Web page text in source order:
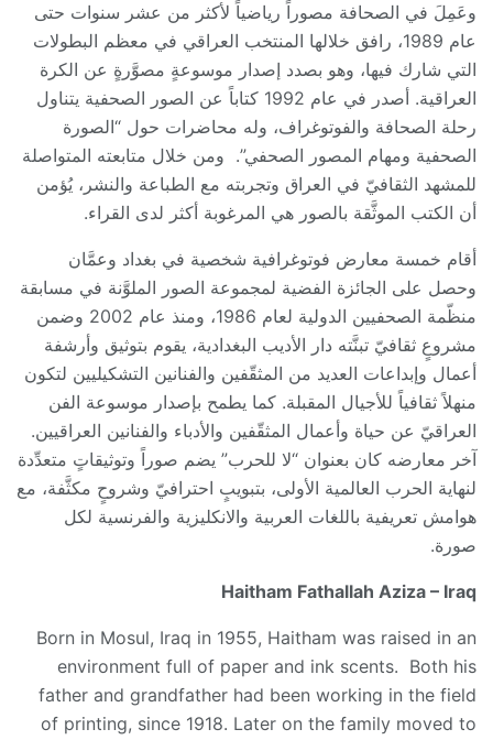
وعَمِلَ في الصحافة مصوراً رياضياً لأكثر من عشر سنوات حتى
عام 1989، رافق خلالها المنتخب العراقي في معظم البطولات
التي شارك فيها، وهو بصدد إصدار موسوعةٍ مصوَّرةٍ عن الكرة
العراقية. أصدر في عام 1992 كتاباً عن الصور الصحفية يتناول
رحلة الصحافة والفوتوغراف، وله محاضرات حول “الصورة
الصحفية ومهام المصور الصحفي”. ومن خلال متابعته المتواصلة
للمشهد الثقافيّ في العراق وتجربته مع الطباعة والنشر، يُؤمن
أن الكتب الموثَّقة بالصور هي المرغوبة أكثر لدى القراء.
أقام خمسة معارض فوتوغرافية شخصية في بغداد وعمَّان
وحصل على الجائزة الفضية لمجموعة الصور الملوَّنة في مسابقة
منظّمة الصحفيين الدولية لعام 1986، ومنذ عام 2002 وضمن
مشروعٍ ثقافيّ تبنَّته دار الأديب البغدادية، يقوم بتوثيق وأرشفة
أعمال وإبداعات العديد من المثقّفين والفنانين التشكيليين لتكون
منهلاً ثقافياً للأجيال المقبلة. كما يطمح بإصدار موسوعة الفن
العراقيّ عن حياة وأعمال المثقّفين والأدباء والفنانين العراقيين.
آخر معارضه كان بعنوان “لا للحرب” يضم صوراً وتوثيقاتٍ متعدِّدة
لنهاية الحرب العالمية الأولى، بتبويبٍ احترافيّ وشروحٍ مكثَّفة، مع
هوامش تعريفية باللغات العربية والانكليزية والفرنسية لكل
صورة.
Haitham Fathallah Aziza – Iraq
Born in Mosul, Iraq in 1955, Haitham was raised in an
environment full of paper and ink scents. Both his
father and grandfather had been working in the field
of printing, since 1918. Later on the family moved to